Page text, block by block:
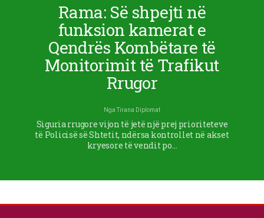
Rama: Së shpejti në
funksion kamerat e
Qendrës Kombëtare të
Monitorimit të Trafikut
Rrugor
NgaTirana Diplomat
Siguria rrugore vijon të jetë një prej prioriteteve
të Policisë së Shtetit, ndërsa kontrollet në akset
kryesore të vendit po…